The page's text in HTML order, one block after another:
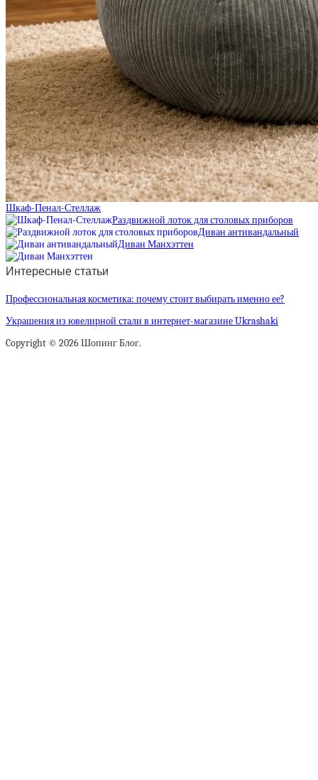
Шкаф-Пенал-Стеллаж
Раздвижной лоток для столовых приборов
Диван антивандальный
Диван Манхэттен
Интересные статьи
Профессиональная косметика: почему стоит выбирать именно ее?
Украшения из ювелирной стали в интернет-магазине Ukrashaki
Copyright © 2026 Шопинг Блог.